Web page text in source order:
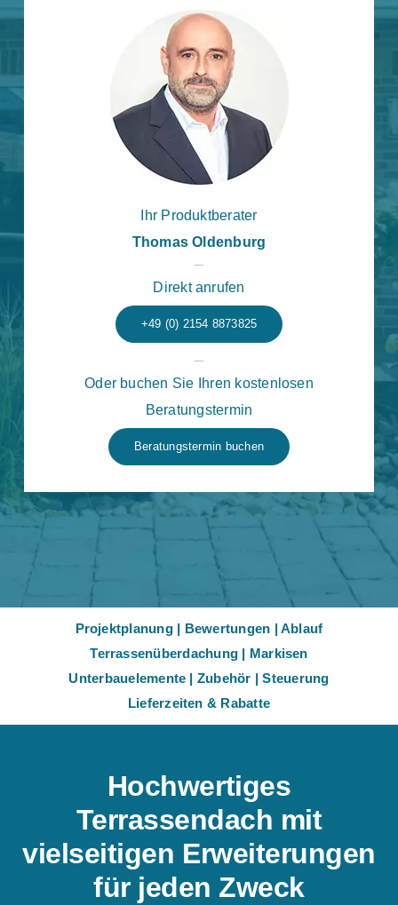
Ihr Produktberater
Thomas Oldenburg
Direkt anrufen
+49 (0) 2154 8873825
Oder buchen Sie Ihren kostenlosen
Beratungstermin
Beratungstermin buchen
Projektplanung| Bewertungen |Ablauf
Terrassenüberdachung | Markisen
Unterbauelemente | Zubehör |Steuerung
Lieferzeiten & Rabatte
Hochwertiges
Terrassendach mit
vielseitigen Erweiterungen
für jeden Zweck